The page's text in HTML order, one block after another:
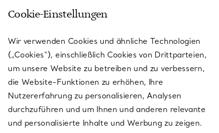
KUNDENSERVICE
SERVICES
ÜBER TIFFANY & CO.
Cookie-Einstellungen
Wir verwenden Cookies und ähnliche Technologien
(„Cookies“), einschließlich Cookies von Drittparteien,
um unsere Website zu betreiben und zu verbessern,
die Website-Funktionen zu erhöhen, Ihre
Nutzererfahrung zu personalisieren, Analysen
durchzuführen und um Ihnen und anderen relevante
und personalisierte Inhalte und Werbung zu zeigen.